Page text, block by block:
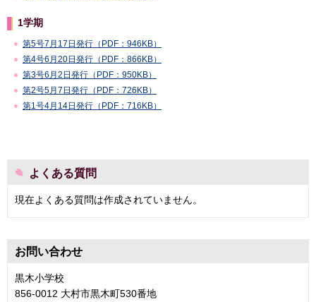
1学期
第5号7月17日発行（PDF：946KB）
第4号6月20日発行（PDF：866KB）
第3号6月2日発行（PDF：950KB）
第2号5月7日発行（PDF：726KB）
第1号4月14日発行（PDF：716KB）
よくある質問
現在よくある質問は作成されていません。
お問い合わせ
黒木小学校
856-0012 大村市黒木町530番地